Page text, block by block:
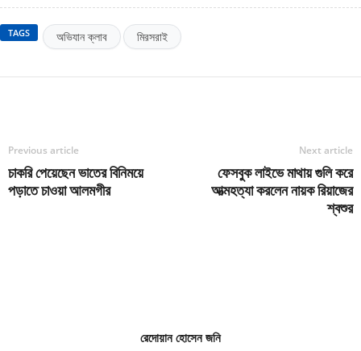
TAGS অভিযান ক্লাব মিরসরাই
Previous article
চাকরি পেয়েছেন ভাতের বিনিময়ে
পড়াতে চাওয়া আলমগীর
Next article
ফেসবুক লাইভে মাথায় গুলি করে
আত্মহত্যা করলেন নায়ক রিয়াজের
শ্বশুর
রেদোয়ান হোসেন জনি